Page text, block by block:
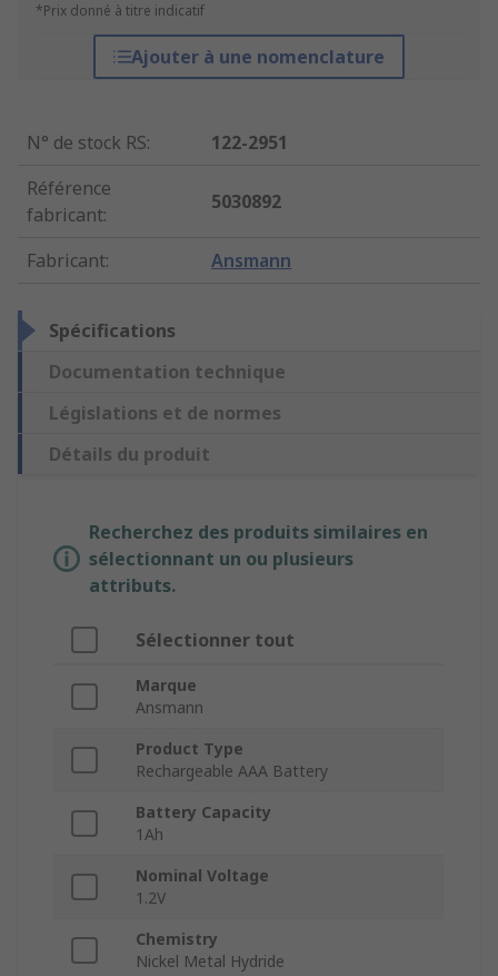
*Prix donné à titre indicatif
Ajouter à une nomenclature
N° de stock RS:
122-2951
Référence
fabricant:
5030892
Fabricant: Ansmann
Spécifications
Documentation technique
Législations et de normes
Détails du produit
Recherchez des produits similaires en
sélectionnant un ou plusieurs
attributs.
Sélectionner tout
Marque
Ansmann
Product Type
Rechargeable AAA Battery
Battery Capacity
1Ah
Nominal Voltage
1.2V
Chemistry
Nickel Metal Hydride